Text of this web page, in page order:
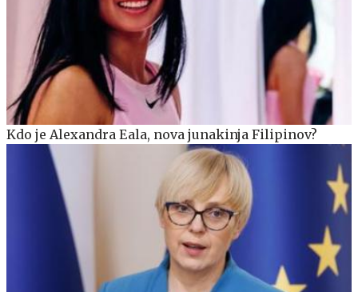
Kdo je Alexandra Eala, nova junakinja Filipinov?